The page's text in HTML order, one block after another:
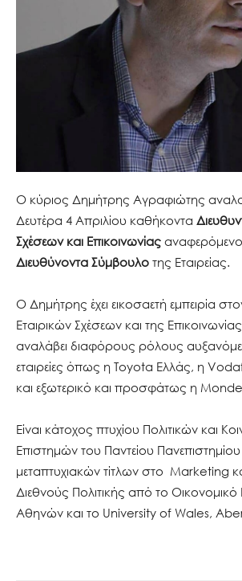
Ο κύριος Δημήτρης Αγραφιώτης
Δευτέρα 4 Απριλίου καθήκοντα
Σχέσεων και Επικοινωνίας
Διευθύνοντα Σύμβουλο της Εταιρείας.
Ο Δημήτρης έχει εικοσαετή εμπειρία
Εταιρικών Σχέσεων και της
αναλάβει διαφόρους ρόλους
εταιρείες όπως η Toyota Ελλάς, η
και εξωτερικό και προσφάτως η
Είναι κάτοχος πτυχίου Πολιτικών και
Επιστημών του Παντείου Πανεπιστημίου
μεταπτυχιακών τίτλων στο Marketing
Διεθνούς Πολιτικής από το Οικονομικό
Αθηνών και το University of Wales,